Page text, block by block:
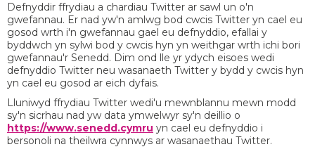
Defnyddir ffrydiau a chardiau Twitter ar sawl un o'n
gwefannau. Er nad yw'n amlwg bod cwcis Twitter yn cael eu
gosod wrth i'n gwefannau gael eu defnyddio, efallai y
byddwch yn sylwi bod y cwcis hyn yn weithgar wrth ichi bori
gwefannau'r Senedd. Dim ond lle yr ydych eisoes wedi
defnyddio Twitter neu wasanaeth Twitter y bydd y cwcis hyn
yn cael eu gosod ar eich dyfais.
Lluniwyd ffrydiau Twitter wedi'u mewnblannu mewn modd
sy'n sicrhau nad yw data ymwelwyr sy'n deillio o
https://www.senedd.cymru yn cael eu defnyddio i
bersonoli na theilwra cynnwys ar wasanaethau Twitter.